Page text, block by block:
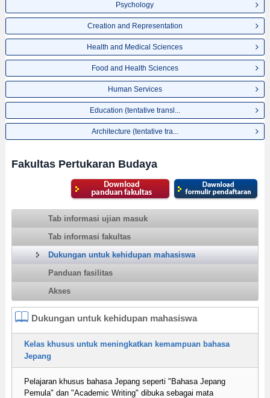
Psychology
Creation and Representation
Health and Medical Sciences
Food and Health Sciences
Human Services
Education (tentative transl...
Architecture (tentative tra...
Fakultas Pertukaran Budaya
Tab informasi ujian masuk
Tab informasi fakultas
Dukungan untuk kehidupan mahasiswa
Panduan fasilitas
Akses
Dukungan untuk kehidupan mahasiswa
Kelas khusus untuk meningkatkan kemampuan bahasa
Jepang
Pelajaran khusus bahasa Jepang seperti "Bahasa Jepang
Pemula" dan "Academic Writing" dibuka sebagai mata